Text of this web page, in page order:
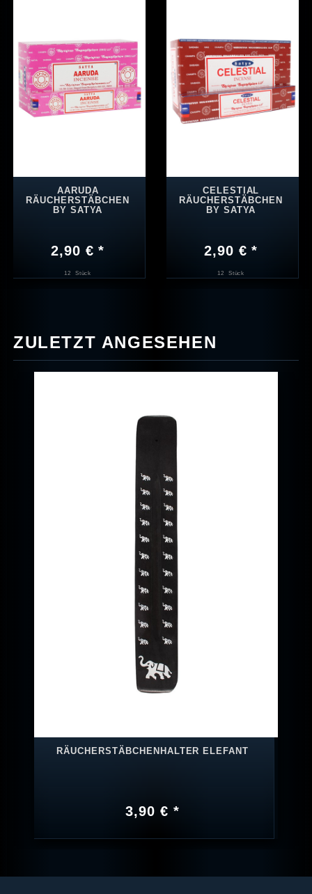
AARUDA
RÄUCHERSTÄBCHEN
BY SATYA
2,90 € *
12 Stück
CELESTIAL
RÄUCHERSTÄBCHEN
BY SATYA
2,90 € *
12 Stück
ZULETZT ANGESEHEN
RÄUCHERSTÄBCHENHALTER ELEFANT
3,90 € *